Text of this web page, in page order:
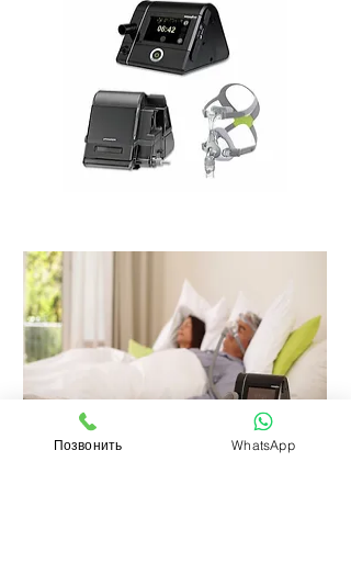
Позвонить WhatsApp